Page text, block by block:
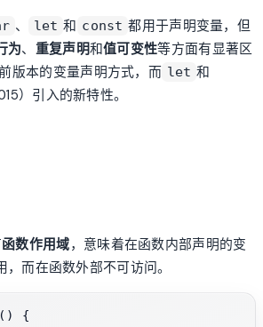
、 let 和 const 都用于声明变量，但
为、 重复声明和值可变性等方面有显著区
版本的变量声明方式，而 let 和
）引入的新特性。
函数作用域，意味着在函数内部声明的变
而在函数外部不可访问。
( ) {